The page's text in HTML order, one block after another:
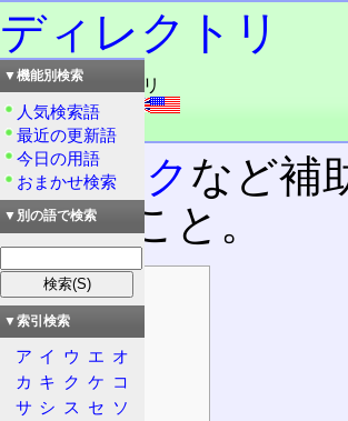
ディレクトリ
読み：ディレクトリ
外語：directory
品詞：名詞
ディスク など補
録簿のこと。
目次
概要
登録簿
階層構造
UNIX
▼機能別検索
人気検索語
最近の更新語
今日の用語
おまかせ検索
▼別の語で検索
▼索引検索
ア イ ウ エ オ
カ キ ク ケ コ
サ シ ス セ ソ